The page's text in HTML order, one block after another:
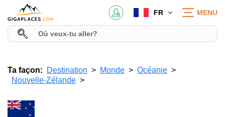
FR MENU
Ta façon: Destination Monde
Océanie
Nouvelle-Zélande